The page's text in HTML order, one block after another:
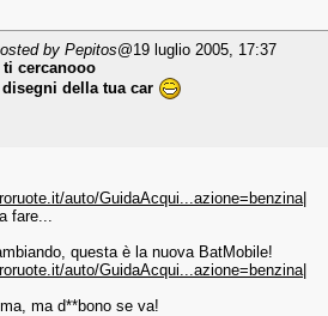
by Pepitos@19 luglio 2005, 17:37
ti cercanooo
della tua car
auto/GuidaAcqui...azione=benzina|
fare...
questa è la nuova BatMobile!
auto/GuidaAcqui...azione=benzina|
ma d**bono se va!